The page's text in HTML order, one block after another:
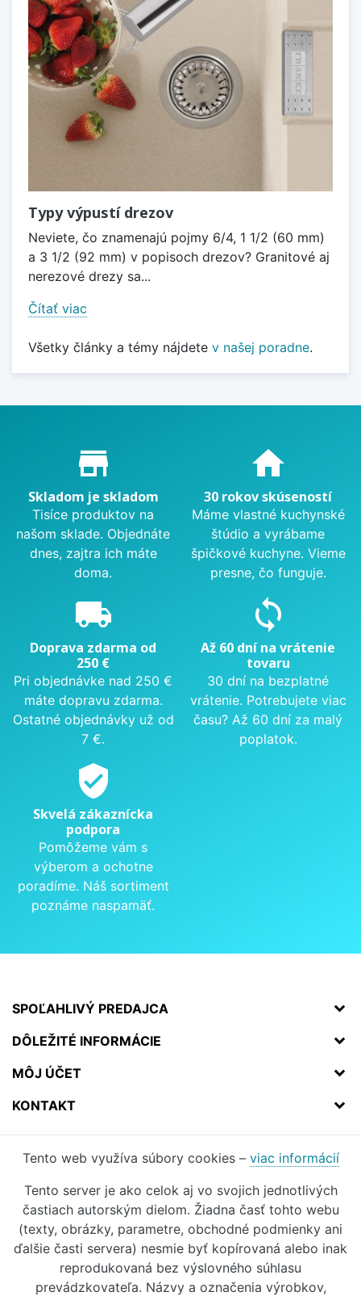
Typy výpustí drezov
Neviete, čo znamenajú pojmy 6/4, 1 1/2 (60 mm)
a 3 1/2 (92 mm) v popisoch drezov? Granitové aj
nerezové drezy sa...
Čítať viac
Všetky články a témy nájdete v našej poradne.
Proč nakupovat u nás?
store_mall_directory
Skladom je skladom
Tisíce produktov na
našom sklade. Objednáte
dnes, zajtra ich máte
doma.
home
30 rokov skúseností
Máme vlastné kuchynské
štúdio a vyrábame
špičkové kuchyne. Vieme
presne, čo funguje.
local_shipping
Doprava zdarma od
250 €
Pri objednávke nad 250 €
máte dopravu zdarma.
Ostatné objednávky už od
7 €.
sync
Až 60 dní na vrátenie
tovaru
30 dní na bezplatné
vrátenie. Potrebujete viac
času? Až 60 dní za malý
poplatok.
verified_user
Skvelá zákaznícka
podpora
Pomôžeme vám s
výberom a ochotne
poradíme. Náš sortiment
poznáme naspamäť.
SPOĽAHLIVÝ PREDAJCA
DÔLEŽITÉ INFORMÁCIE
MÔJ ÚČET
KONTAKT
Tento web využíva súbory cookies – viac informácií
Tento server je ako celok aj vo svojich jednotlivých
častiach autorským dielom. Žiadna časť tohto webu
(texty, obrázky, parametre, obchodné podmienky ani
ďalšie časti servera) nesmie byť kopírovaná alebo inak
reprodukovaná bez výslovného súhlasu
prevádzkovateľa. Názvy a označenia výrobkov,